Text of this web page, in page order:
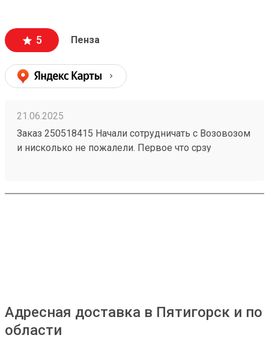
5 Пенза
21.06.2025
Заказ 250518415 Начали сотрудничать с Возовозом
и нисколько не пожалели. Первое что срзу
Сроки доставки тоже отличные. Из Питера в Пензу
Адресная доставка в Пятигорск и по
области